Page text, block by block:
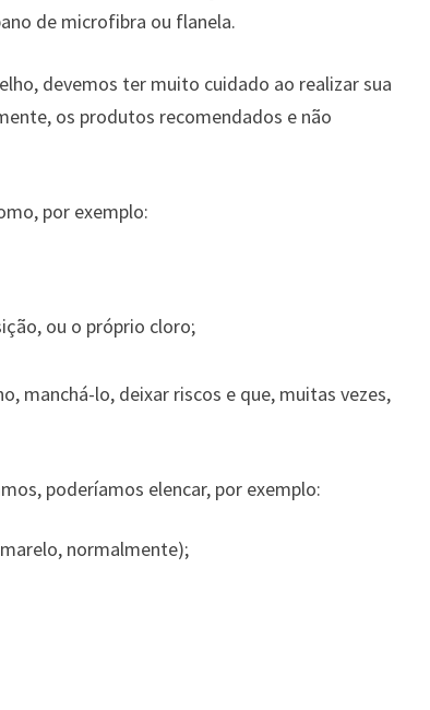
de microfibra ou flanela.
devemos ter muito cuidado ao realizar sua
os produtos recomendados e não
por exemplo:
ou o próprio cloro;
manchá-lo, deixar riscos e que, muitas vezes,
poderíamos elencar, por exemplo:
normalmente);